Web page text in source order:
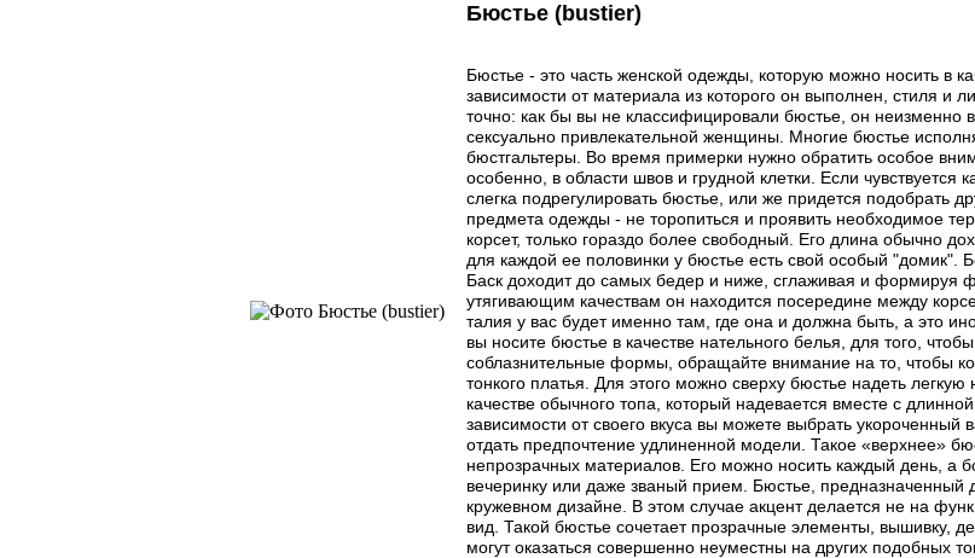
Бюстье (bustier)
Бюстье - это часть женской одежды, которую можно носить в
зависимости от материала из которого он выполнен, стиля и
точно: как бы вы не классифицировали бюстье, он неизменно
сексуально привлекательной женщины. Многие бюстье
бюстгальтеры. Во время примерки нужно обратить особое
особенно, в области швов и грудной клетки. Если чувствуется
слегка подрегулировать бюстье, или же придется подобрать
предмета одежды - не торопиться и проявить необходимое
корсет, только гораздо более свободный. Его длина обычно
для каждой ее половинки у бюстье есть свой особый "домик".
Баск доходит до самых бедер и ниже, сглаживая и формируя
утягивающим качествам он находится посередине между
талия у вас будет именно там, где она и должна быть, а это
вы носите бюстье в качестве нательного белья, для того,
соблазнительные формы, обращайте внимание на то, чтобы
тонкого платья. Для этого можно сверху бюстье надеть
качестве обычного топа, который надевается вместе с
зависимости от своего вкуса вы можете выбрать
отдать предпочтение удлиненной модели. Такое «верхнее»
непрозрачных материалов. Его можно носить каждый день, а
вечеринку или даже званый прием. Бюстье,
кружевном дизайне. В этом случае акцент делается не на
вид. Такой бюстье сочетает прозрачные элементы, вышивку,
могут оказаться совершенно неуместны на других подобных